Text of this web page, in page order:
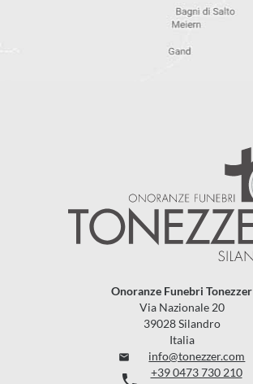
Onoranze Funebri Tonezzer
Via Nazionale 20
39028 Silandro
Italia
 info@tonezzer.com
+39 0473 730 210